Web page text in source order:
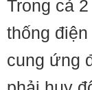
Trong cả
thống
cung ứng